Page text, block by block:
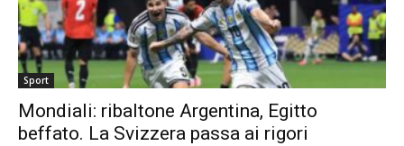
Sport
Mondiali: ribaltone Argentina, Egitto
beffato. La Svizzera passa ai rigori